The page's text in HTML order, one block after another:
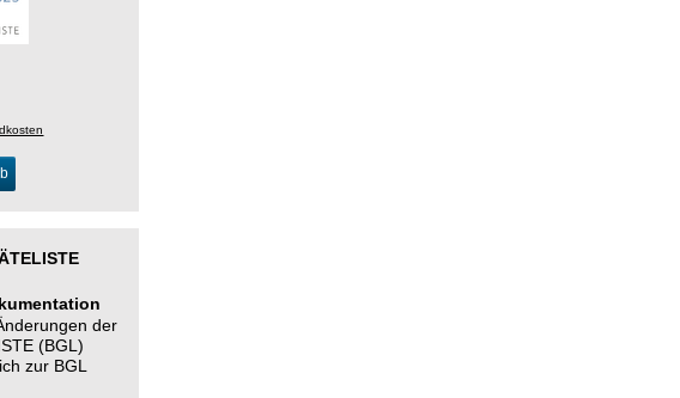
der
(BGL)
zur BGL